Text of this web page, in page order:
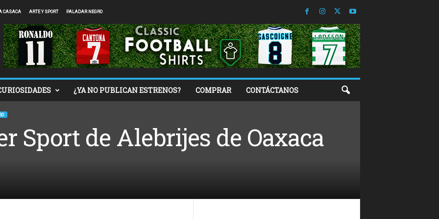
CASACA ARTE Y SPORT PALADAR NEGRO
¿YA NO PUBLICAN ESTRENOS? COMPRAR CONTÁCTANOS
Sport de Alebrijes de Oaxaca